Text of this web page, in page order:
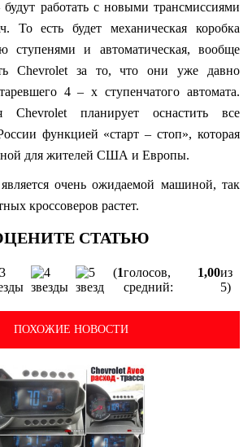
будут работать с новыми трансмиссиями
То есть будет механическая коробка
ступенями и автоматическая, вообще
Chevrolet за то, что они уже давно
4 – х ступенчатого автомата.
Chevrolet планирует оснастить все
функцией «старт – стоп», которая
для жителей США и Европы.
очень ожидаемой машиной, так
кроссоверов растет.
(1голосов,
средний:
1,00из
5)
ПОХОЖИЕ НОВОСТИ